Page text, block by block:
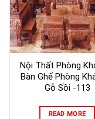
Nội Thất Phòng
Bàn Ghế Phòng
Gỗ Sồi -113
READ MORE